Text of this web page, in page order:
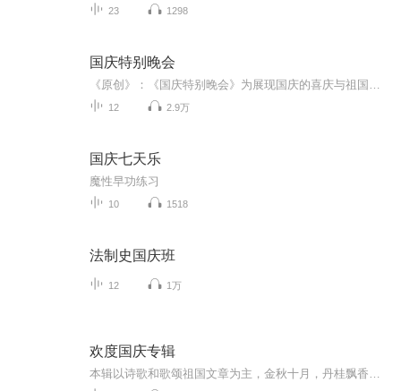
23 1298
国庆特别晚会
12 2.9万
国庆七天乐
魔性早功练习
10 1518
法制史国庆班
12 1万
欢度国庆专辑